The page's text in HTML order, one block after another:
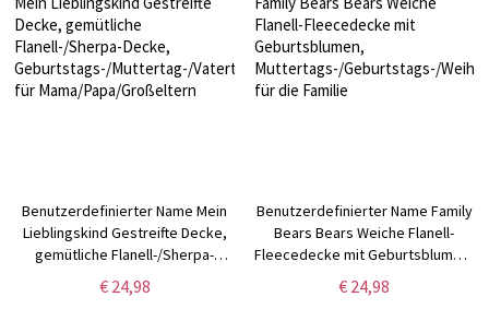
Benutzerdefinierter Name Mein
Lieblingskind Gestreifte Decke,
gemütliche Flanell-/Sherpa-
Decke,
Geburtstags-/Muttertag-/Vatertag-/Weihnachtsgeschenk
€ 24,98
Benutzerdefinierter Name Family
Bears Bears Weiche Flanell-
Fleecedecke mit Geburtsblumen,
Muttertags-/Geburtstags-/
für die Familie
€ 24,98